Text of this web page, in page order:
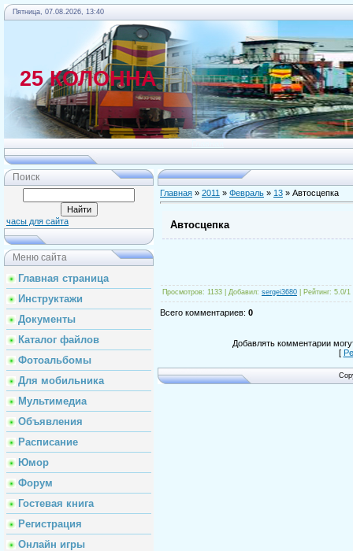
Пятница, 07.08.2026, 13:40
25 КОЛОННА
Поиск
часы для сайта
Меню сайта
Главная страница
Инструктажи
Документы
Каталог файлов
Фотоальбомы
Для мобильника
Мультимедиа
Объявления
Расписание
Юмор
Форум
Гостевая книга
Регистрация
Онлайн игры
Главная » 2011 » Февраль » 13 » Автосцепка
Автосцепка
Просмотров: 1133 | Добавил: sergei3680 Рейтинг: 5.0/1
Всего комментариев: 0
Добавлять комментарии
[